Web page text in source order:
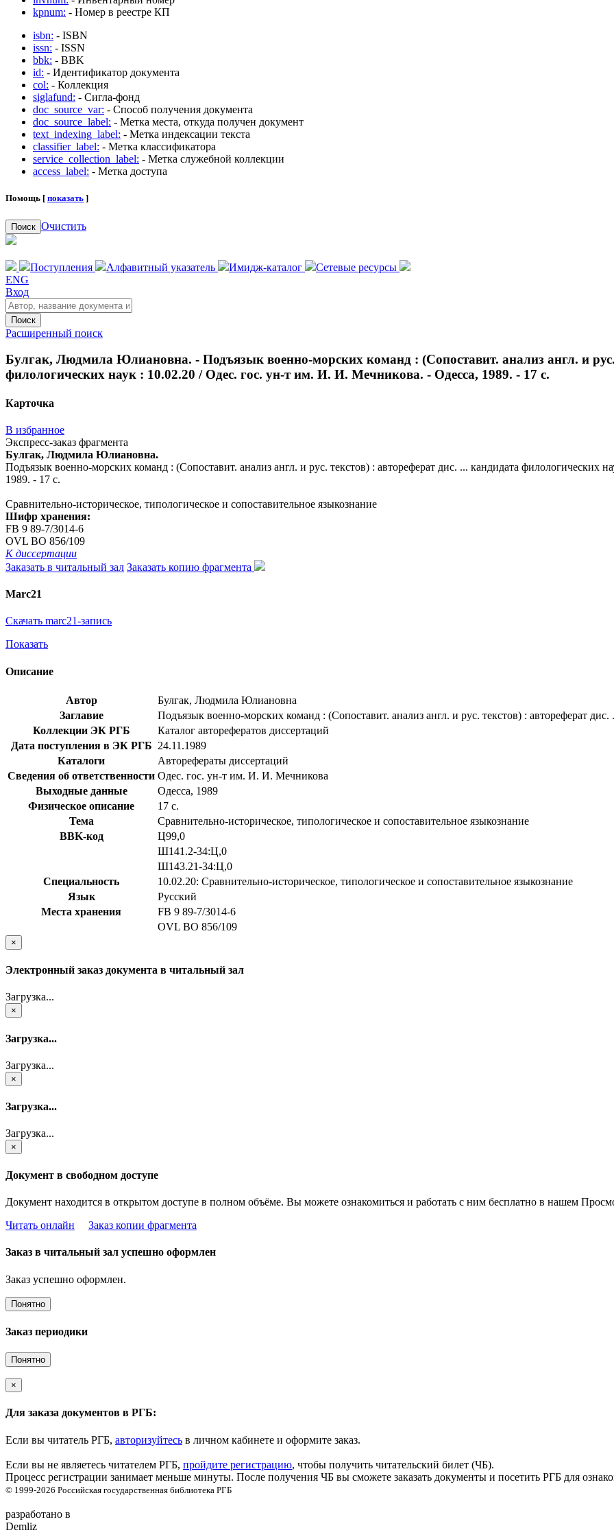
kpnum: - Номер в реестре КП
isbn: - ISBN
issn: - ISSN
bbk: - BBK
id: - Идентификатор документа
col: - Коллекция
siglafund: - Сигла-фонд
doc_source_var: - Способ получения документа
doc_source_label: - Метка места, откуда получен документ
text_indexing_label: - Метка индексации текста
classifier_label: - Метка классификатора
service_collection_label: - Метка служебной коллекции
access_label: - Метка доступа
Помощь [ показать ]
Поиск Очистить
Поступления Алфавитный указатель Имидж-каталог
Сетевые ресурсы
ENG
Вход
Поиск
Расширенный поиск
Булгак, Людмила Юлиановна. - Подъязык военно-морских команд : (Сопоставит. анализ англ. и рус.
филологических наук : 10.02.20 / Одес. гос. ун-т им. И. И. Мечникова. - Одесса, 1989. - 17 с.
Карточка
В избранное
Экспресс-заказ фрагмента
Булгак, Людмила Юлиановна.
Подъязык военно-морских команд : (Сопоставит. анализ англ. и рус. текстов) : автореферат дис. ... кандидата
1989. - 17 с.
Сравнительно-историческое, типологическое и сопоставительное языкознание
Шифр хранения:
FB 9 89-7/3014-6
OVL ВО 856/109
К диссертации
Заказать в читальный зал Заказать копию фрагмента
Marc21
Скачать marc21-запись
Показать
Описание
Автор
Булгак, Людмила Юлиановна
Заглавие
Подъязык военно-морских команд : (Сопоставит. анализ англ. и рус. текстов) : автореферат
Коллекции ЭК РГБ
Каталог авторефератов диссертаций
Дата поступления в ЭК РГБ 24.11.1989
Каталоги
Авторефераты диссертаций
Сведения об ответственности Одес. гос. ун-т им. И. И. Мечникова
Выходные данные
Одесса, 1989
Физическое описание
17 с.
Тема
Сравнительно-историческое, типологическое и сопоставительное языкознание
BBK-код
Ц99,0
Ш141.2-34:Ц,0
Ш143.21-34:Ц,0
Специальность
10.02.20: Сравнительно-историческое, типологическое и сопоставительное языкознание
Язык
Русский
Места хранения
FB 9 89-7/3014-6
OVL ВО 856/109
×
Электронный заказ документа в читальный зал
Загрузка...
×
Загрузка...
Загрузка...
×
Загрузка...
Загрузка...
×
Документ в свободном доступе
Документ находится в открытом доступе в полном объёме. Вы можете ознакомиться и работать с ним бесплатно в нашем
Читать онлайн
Заказ копии фрагмента
Заказ в читальный зал успешно оформлен
Заказ успешно оформлен.
Понятно
Заказ периодики
Понятно
×
Для заказа документов в РГБ:
Если вы читатель РГБ, авторизуйтесь в личном кабинете и оформите заказ.
Если вы не являетесь читателем РГБ, пройдите регистрацию, чтобы получить читательский билет (ЧБ).
Процесс регистрации занимает меньше минуты. После получения ЧБ вы сможете заказать документы и посетить РГБ для
© 1999-2026 Российская государственная библиотека РГБ
разработано в
Demliz